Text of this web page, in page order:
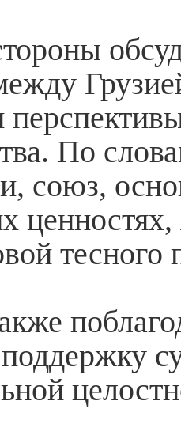
По
союз,
ценностях,
тесного